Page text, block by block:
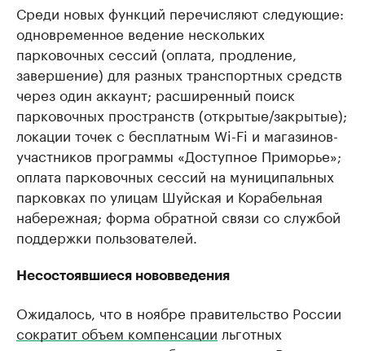
Среди новых функций перечисляют следующие:
одновременное ведение нескольких
парковочных сессий (оплата, продление,
завершение) для разных транспортных средств
через один аккаунт; расширенный поиск
парковочных пространств (открытые/закрытые);
локации точек с бесплатным Wi-Fi и магазинов-
участников программы «Доступное Приморье»;
оплата парковочных сессий на муниципальных
парковках по улицам Шуйская и Корабельная
набережная; форма обратной связи со службой
поддержки пользователей.
Несостоявшиеся нововведения
Ожидалось, что в ноябре правительство России
сократит объем компенсации льготных